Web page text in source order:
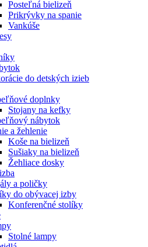
Posteľná bielizeň
Prikrývky na spanie
Vankúše
do detských izieb
doplnky
Stojany na kefky
nábytok
a žehlenie
Koše na bielizeň
Sušiaky na bielizeň
Žehliace dosky
a poličky
do obývacej izby
Konferenčné stolíky
Stolné lampy